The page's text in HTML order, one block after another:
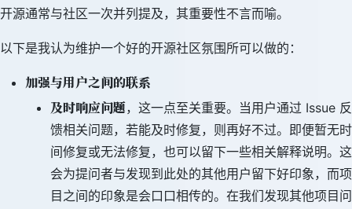
开源通常与社区一次并列提及，其重要性不言而喻。
以下是我认为维护一个好的开源社区氛围所可以做的：
加强与用户之间的联系
及时响应问题，这一点至关重要。当用户通过 Issue 反
馈相关问题，若能及时修复，则再好不过。即便暂无时
间修复或无法修复，也可以留下一些相关解释说明。这
会为提问者与发现到此处的其他用户留下好印象，而项
目之间的印象是会口口相传的。在我们发现其他项目问